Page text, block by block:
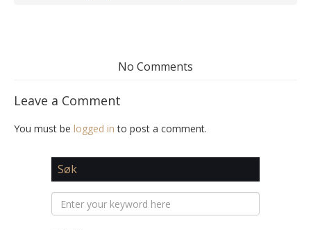
No Comments
Leave a Comment
You must be logged in to post a comment.
Søk